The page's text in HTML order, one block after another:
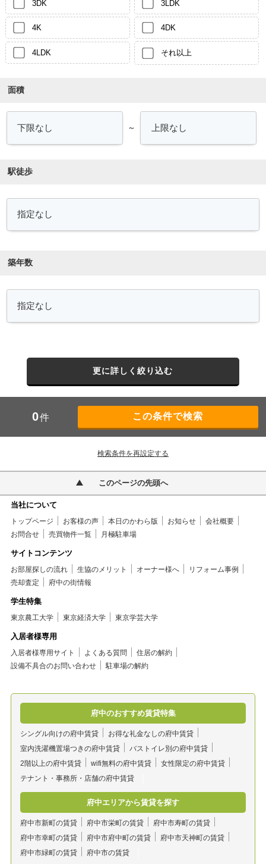
3DK 3LDK
4K 4DK
4LDK それ以上
面積
～
駅徒歩
築年数
更に詳しく絞り込む
0件
検索条件を再設定する
このページの先頭へ
当社について
トップページ お客様の声 本日のかわら版 お知らせ
会社概要
お問合せ
売買物件一覧 月極駐車場
サイトコンテンツ
お部屋探しの流れ 生協のメリット オーナー様へ
リフォーム事例
売却査定
府中の街情報
学生特集
東京農工大学 東京経済大学 東京学芸大学
入居者様専用
入居者様専用サイト よくある質問
住居の解約
設備不具合のお問い合わせ
駐車場の解約
府中のおすすめ賃貸特集
シングル向けの府中賃貸
お得な礼金なしの府中賃貸
室内洗濯機置場つきの府中賃貸
バストイレ別の府中賃貸
2階以上の府中賃貸
wifi無料の府中賃貸
女性限定の府中賃貸
テナント・事務所・店舗の府中賃貸
府中エリアから賃貸を探す
府中市新町の賃貸 府中市栄町の賃貸
府中市寿町の賃貸
府中市幸町の賃貸
府中市府中町の賃貸
府中市天神町の賃貸
府中市緑町の賃貸
府中市の賃貸